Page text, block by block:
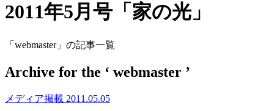
2011年5月号「家の光」
「webmaster」の記事一覧
Archive for the ‘ webmaster ’
メディア掲載 2011.05.05